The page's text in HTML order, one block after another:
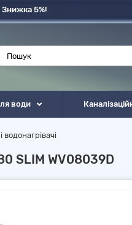
Знижка 5%!
води
водонагрівачі
SLIM WV08039D